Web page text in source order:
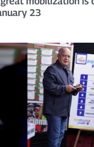
23